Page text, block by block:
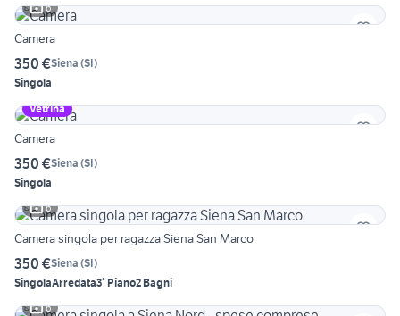
6
Camera
350 €Siena (SI)
Singola
Vetrina
Camera
350 €Siena (SI)
Singola
6
Camera singola per ragazza Siena San Marco
350 €Siena (SI)
SingolaArredata3° Piano2 Bagni
6